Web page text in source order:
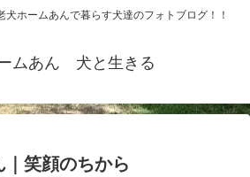
ホームあんで暮らす犬達のフォトブログ！！
ムあん 犬と生きる
笑顔のちから